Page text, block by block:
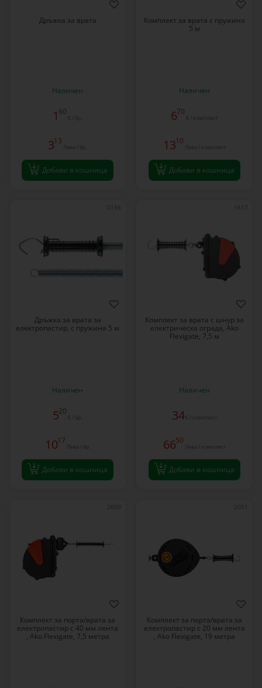
Дръжка за врата
Наличен
160
€ / бр.
313
Лева / бр.
Добави в кошница
Комплект за врата с пружина
5 м
Наличен
670
€ / комплект
1310
Лева / комплект
Добави в кошница
0156
Дръжка за врата за
електропастир, с пружина 5 м
Наличен
520
€ / бр.
1017
Лева / бр.
Добави в кошница
1617
Комплект за врата с шнур за
електрическа ограда, Ako
Flexigate, 7,5 м
Наличен
34€ / комплект
6650
Лева / комплект
Добави в кошница
2050
Комплект за порта/врата за
електропастир с 40 мм лента
, Ako Flexigate, 7,5 метра
2051
Комплект за порта/врата за
електропастир с 20 мм лента
, Ako Flexigate, 19 метра